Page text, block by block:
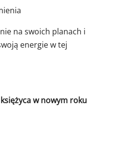
na swoich planach i
energie w tej
w nowym roku